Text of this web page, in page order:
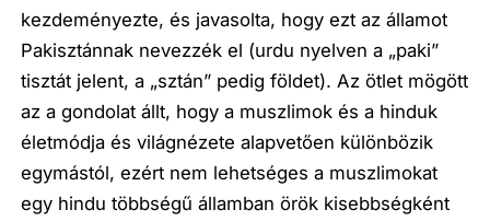
kezdeményezte, és javasolta, hogy ezt az államot
Pakisztánnak nevezzék el (urdu nyelven a „paki”
tisztát jelent, a „sztán” pedig földet). Az ötlet mögött
az a gondolat állt, hogy a muszlimok és a hinduk
életmódja és világnézete alapvetően különbözik
egymástól, ezért nem lehetséges a muszlimokat
egy hindu többségű államban örök kisebbségként